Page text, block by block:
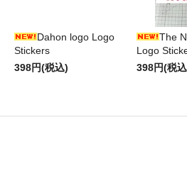
Dahon logo Logo
Stickers
398円(税込)
The
Logo
398円(税